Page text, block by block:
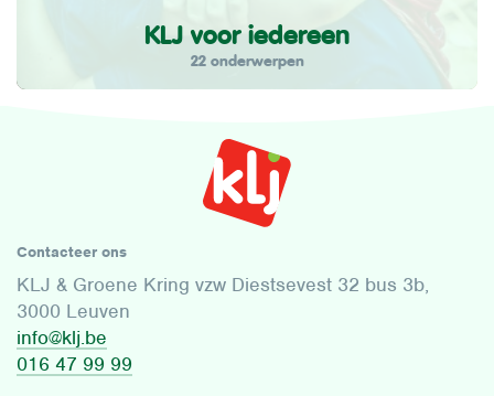
KLJ voor iedereen
22 onderwerpen
Contacteer ons
KLJ & Groene Kring vzw Diestsevest 32 bus 3b,
3000 Leuven
info@klj.be​
016 47 99 99